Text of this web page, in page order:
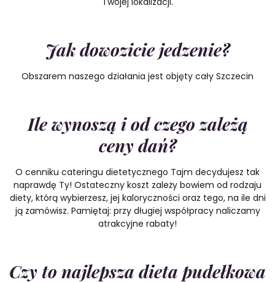
Jak dowozicie jedzenie?
Obszarem naszego działania jest objęty cały Szczecin
Ile wynoszą i od czego zależą
ceny dań?
O cenniku cateringu dietetycznego Tajm decydujesz tak
naprawdę Ty! Ostateczny koszt zależy bowiem od rodzaju
diety, którą wybierzesz, jej kaloryczności oraz tego, na ile dni
ją zamówisz. Pamiętaj: przy długiej współpracy naliczamy
atrakcyjne rabaty!
Czy to najlepsza dieta pudełkowa